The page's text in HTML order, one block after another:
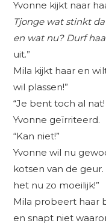
Yvonne kijkt naar
Tjonge wat stinkt
en wat nu? Durf
uit.”
Mila kijkt haar en
wil plassen!”
“Je bent toch al
Yvonne geïrriteerd.
“Kan niet!”
Yvonne wil nu
kotsen van de geur.
het nu zo moeilijk!”
Mila probeert haar
en snapt niet